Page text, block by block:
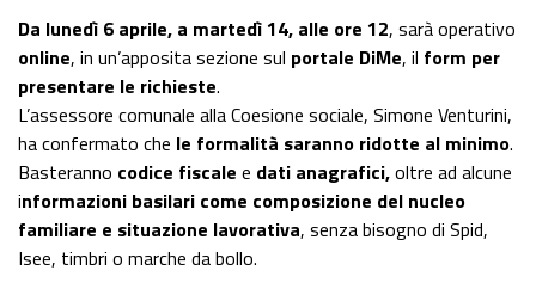
Da lunedì 6 aprile, a martedì 14, alle ore 12, sarà operativo
online, in un’apposita sezione sul portale DiMe, il form per
presentare le richieste.
L’assessore comunale alla Coesione sociale, Simone Venturini,
ha confermato che le formalità saranno ridotte al minimo.
Basteranno codice fiscale e dati anagrafici,oltre ad alcune
informazioni basilari come composizione del nucleo
familiare e situazione lavorativa, senza bisogno di Spid,
Isee, timbri o marche da bollo.